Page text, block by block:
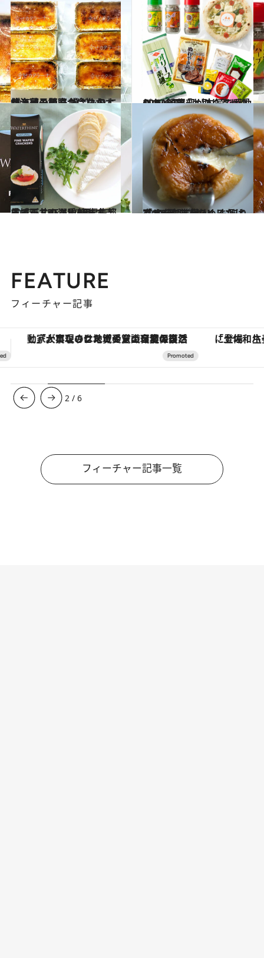
2020.4.21
北海道の美味が今ならオンライン販売 巣ごもりに焼き菓子やカニはいかが？
グルメ 2019.8.13
CREA編集部が本気で感動した 全国「お取り寄せグルメ」9選
グルメ
2020.5.1
成城石井のコレ美味すぎます！ CREA WEB編集部員イデミの溺愛4品
ライフスタイル 2019.7.25
「10分朝ごはん」お取り寄せ5選 あたためるだけですぐに準備OK！
グルメ
FEATURE
フィーチャー記事
「土佐和ハーブかき氷」がOMO7高知に登場！生姜、山椒、大葉など目にも舌にも涼を呼ぶ郷土の味 ヴァシュロン・コンスタンタ
3 /6
フィーチャー記事一覧